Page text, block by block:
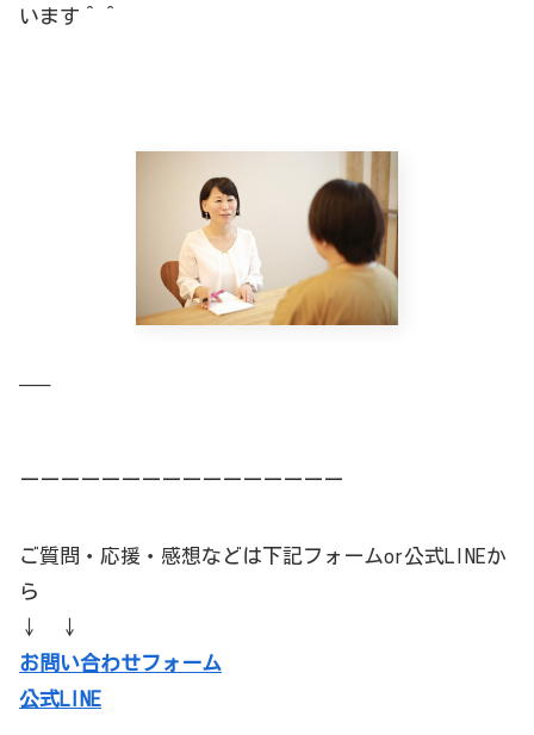
います＾＾
—–
ーーーーーーーーーーーーーーーー
ご質問・応援・感想などは下記フォームor公式LINEか
ら
↓ ↓
お問い合わせフォーム
公式LINE